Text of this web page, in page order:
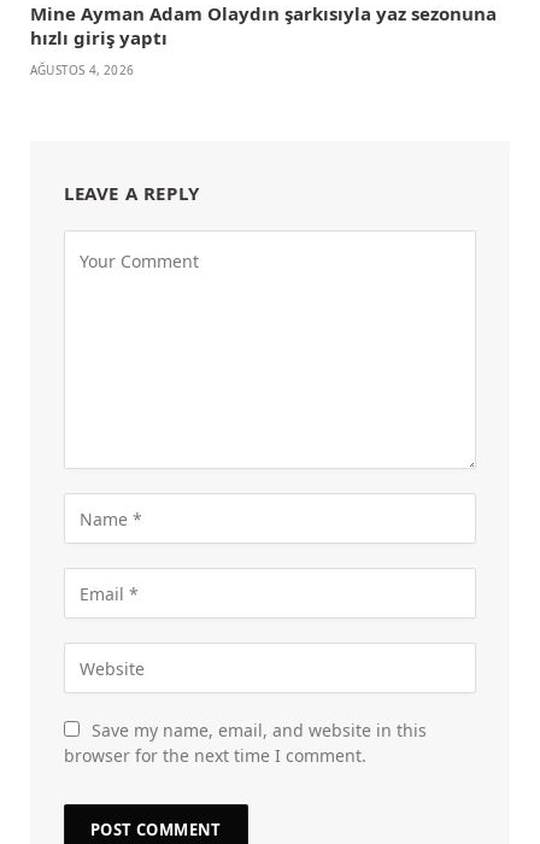
Mine Ayman Adam Olaydın şarkısıyla yaz sezonuna
hızlı giriş yaptı
AĞUSTOS 4, 2026
LEAVE A REPLY
Save my name, email, and website in this
browser for the next time I comment.